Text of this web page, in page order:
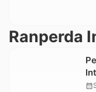
Ranperda
calendar_month